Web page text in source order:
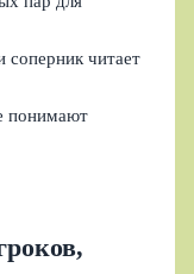
соперник читает
понимают